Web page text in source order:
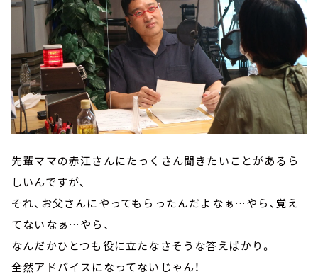
先輩ママの赤江さんにたっくさん聞きたいことがあるら
しいんですが、
それ、お父さんにやってもらったんだよなぁ…やら、覚え
てないなぁ…やら、
なんだかひとつも役に立たなさそうな答えばかり。
全然アドバイスになってないじゃん！